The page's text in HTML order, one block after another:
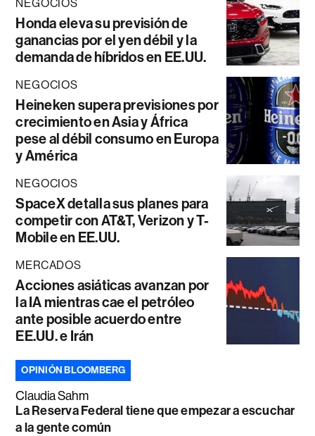
NEGOCIOS
Honda eleva su previsión de
ganancias por el yen débil y la
demanda de híbridos en EE.UU.
NEGOCIOS
Heineken supera previsiones por
crecimiento en Asia y África
pese al débil consumo en Europa
y América
NEGOCIOS
SpaceX detalla sus planes para
competir con AT&T, Verizon y T-
Mobile en EE.UU.
MERCADOS
Acciones asiáticas avanzan por
la IA mientras cae el petróleo
ante posible acuerdo entre
EE.UU. e Irán
OPINIÓN BLOOMBERG
Claudia Sahm
La Reserva Federal tiene que empezar a escuchar
a la gente común